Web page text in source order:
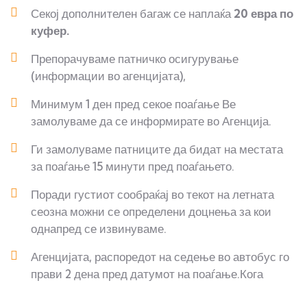
Секој дополнителен багаж се наплаќа 20 евра по
куфер.
Препорачуваме патничко осигурување
(информации во агенцијата),
Минимум 1 ден пред секое поаѓање Ве
замолуваме да се информирате во Агенција.
Ги замолуваме патниците да бидат на местата
за поаѓање 15 минути пред поаѓањето.
Поради густиот сообраќај во текот на летната
сеозна можни се определени доцнења за кои
однапред се извинуваме.
Агенцијата, распоредот на седење во автобус го
прави 2 дена пред датумот на поаѓање.Кога